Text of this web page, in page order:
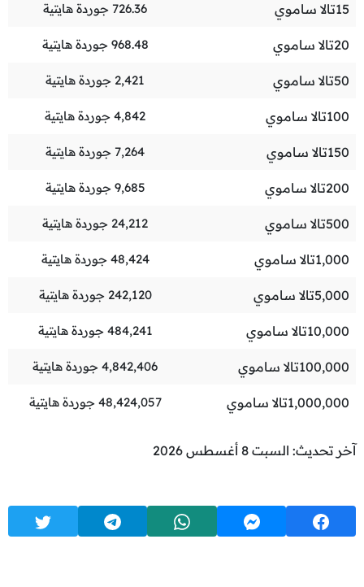
15تالا ساموي 726.36 جوردة هايتية
20تالا ساموي 968.48 جوردة هايتية
50تالا ساموي 2,421 جوردة هايتية
100تالا ساموي 4,842 جوردة هايتية
150تالا ساموي 7,264 جوردة هايتية
200تالا ساموي 9,685 جوردة هايتية
500تالا ساموي 24,212 جوردة هايتية
1,000تالا ساموي 48,424 جوردة هايتية
5,000تالا ساموي 242,120 جوردة هايتية
10,000تالا ساموي 484,241 جوردة هايتية
100,000تالا ساموي 4,842,406 جوردة هايتية
1,000,000تالا ساموي 48,424,057 جوردة هايتية
آخر تحديث: السبت 8 أغسطس 2026